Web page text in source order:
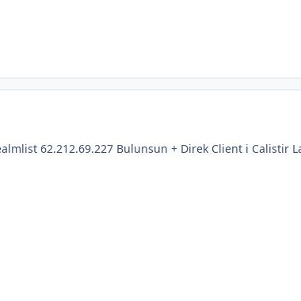
62.212.69.227 Bulunsun + Direk Client i Calistir